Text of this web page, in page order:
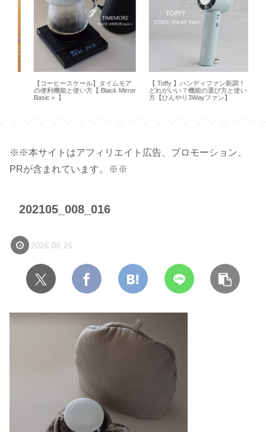
【コーヒースケール】タイムモア
の便利機能と使い方【 Black Mirror
Basic＋ 】
【 Toffy 】ハンディファン新調！
どれがいい？機能の選び方と使い
方【ひんやり3Wayファン】
※※本サイトはアフィリエイト広告、プロモーション、
PRが含まれています。※※
202105_008_016
2026.06.25